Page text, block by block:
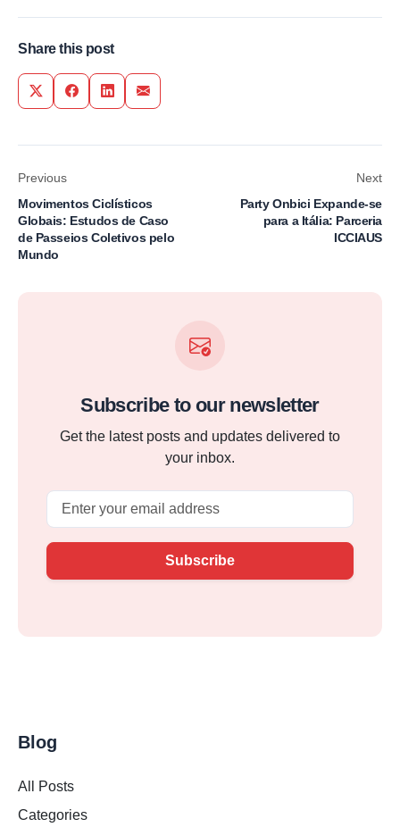
Share this post
Share on Twitter
Share on Facebook
Share on LinkedIn
Share via Email
Previous
Movimentos Ciclísticos
Globais: Estudos de Caso
de Passeios Coletivos pelo
Mundo
Next
Party Onbici Expande-se
para a Itália: Parceria
ICCIAUS
Subscribe to our newsletter
Get the latest posts and updates delivered to
your inbox.
Subscribe
Blog
All Posts
Categories